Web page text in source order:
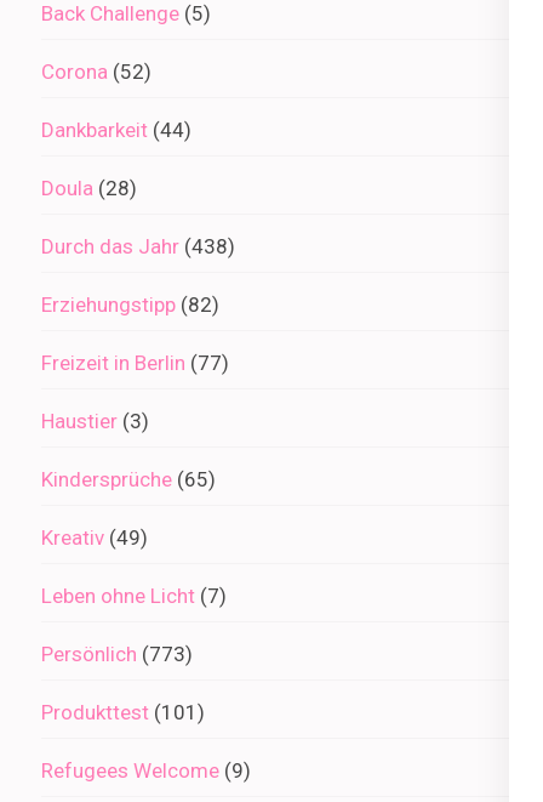
Back Challenge (5)
Corona (52)
Dankbarkeit (44)
Doula (28)
Durch das Jahr (438)
Erziehungstipp (82)
Freizeit in Berlin (77)
Haustier (3)
Kindersprüche (65)
Kreativ (49)
Leben ohne Licht (7)
Persönlich (773)
Produkttest (101)
Refugees Welcome (9)